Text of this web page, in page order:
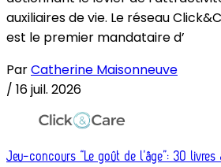
auxiliaires de vie. Le réseau
est le premier mandataire d’
ParCatherine Maisonneuve
/ 16 juil. 2026
Jeu-concours “Le goût de l’âge”: 30 livres